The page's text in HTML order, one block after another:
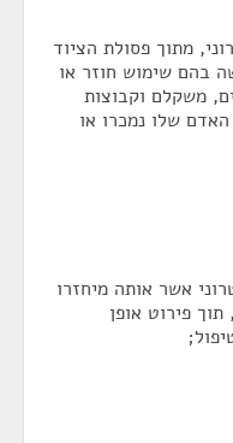
מתוך פסולת הציוד
בהם שימוש חוזר או
משקלם וקבוצות
האדם שלו נמכרו או
אשר אותה מיחזרו
פירוט אופן